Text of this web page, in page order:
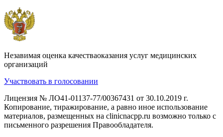
Незавимая оценка качестваоказания услуг медицинских
организаций
Участвовать в голосовании
Лицензия № ЛО41-01137-77/00367431 от 30.10.2019 г.
Копирование, тиражирование, а равно иное использование
материалов, размещенных на clinicnacpp.ru возможно только с
письменного разрешения Правообладателя.